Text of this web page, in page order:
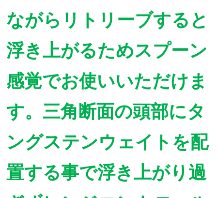
ながらリトリーブすると
浮き上がるためスプーン
感覚でお使いいただけま
す。三角断面の頭部にタ
ングステンウェイトを配
置する事で浮き上がり過